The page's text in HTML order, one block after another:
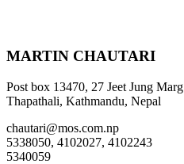
MARTIN CHAUTARI
Post box 13470, 27 Jeet Jung Marg
Thapathali, Kathmandu, Nepal
chautari@mos.com.np
5338050, 4102027, 4102243
5340059